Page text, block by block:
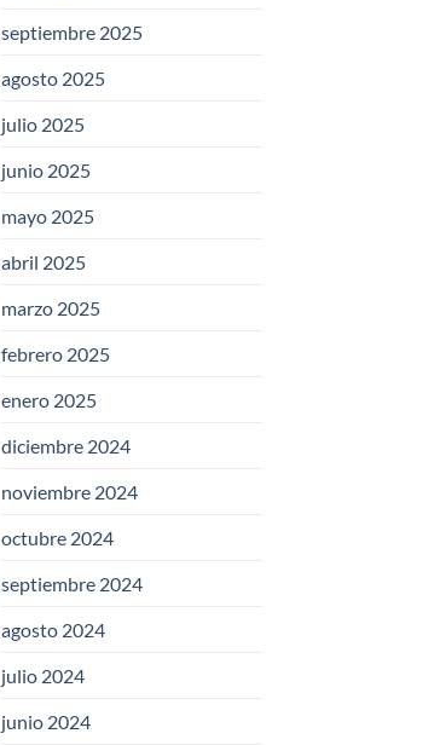
septiembre 2025
agosto 2025
julio 2025
junio 2025
mayo 2025
abril 2025
marzo 2025
febrero 2025
enero 2025
diciembre 2024
noviembre 2024
octubre 2024
septiembre 2024
agosto 2024
julio 2024
junio 2024